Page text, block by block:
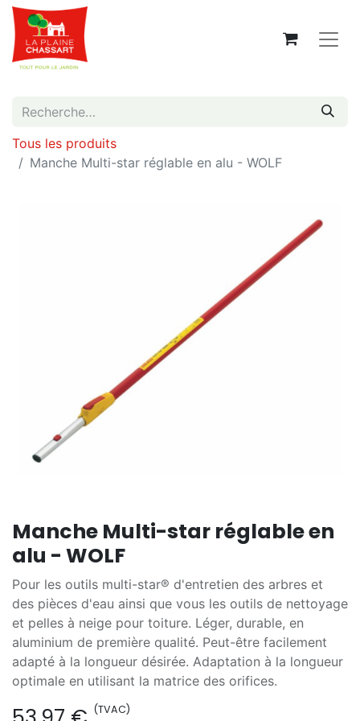
Tous les produits
Manche Multi-star réglable en alu - WOLF
Manche Multi-star réglable en
alu - WOLF
Pour les outils multi-star® d'entretien des arbres et
des pièces d'eau ainsi que vous les outils de nettoyage
et pelles à neige pour toiture. Léger, durable, en
aluminium de première qualité. Peut-être facilement
adapté à la longueur désirée. Adaptation à la longueur
optimale en utilisant la matrice des orifices.
(TVAC)